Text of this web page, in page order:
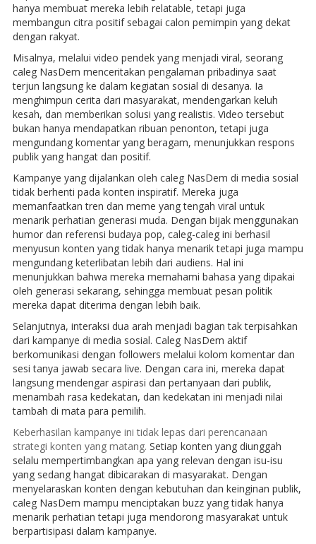
hanya membuat mereka lebih relatable, tetapi juga
membangun citra positif sebagai calon pemimpin yang dekat
dengan rakyat.
Misalnya, melalui video pendek yang menjadi viral, seorang
caleg NasDem menceritakan pengalaman pribadinya saat
terjun langsung ke dalam kegiatan sosial di desanya. Ia
menghimpun cerita dari masyarakat, mendengarkan keluh
kesah, dan memberikan solusi yang realistis. Video tersebut
bukan hanya mendapatkan ribuan penonton, tetapi juga
mengundang komentar yang beragam, menunjukkan respons
publik yang hangat dan positif.
Kampanye yang dijalankan oleh caleg NasDem di media sosial
tidak berhenti pada konten inspiratif. Mereka juga
memanfaatkan tren dan meme yang tengah viral untuk
menarik perhatian generasi muda. Dengan bijak menggunakan
humor dan referensi budaya pop, caleg-caleg ini berhasil
menyusun konten yang tidak hanya menarik tetapi juga mampu
mengundang keterlibatan lebih dari audiens. Hal ini
menunjukkan bahwa mereka memahami bahasa yang dipakai
oleh generasi sekarang, sehingga membuat pesan politik
mereka dapat diterima dengan lebih baik.
Selanjutnya, interaksi dua arah menjadi bagian tak terpisahkan
dari kampanye di media sosial. Caleg NasDem aktif
berkomunikasi dengan followers melalui kolom komentar dan
sesi tanya jawab secara live. Dengan cara ini, mereka dapat
langsung mendengar aspirasi dan pertanyaan dari publik,
menambah rasa kedekatan, dan kedekatan ini menjadi nilai
tambah di mata para pemilih.
Keberhasilan kampanye ini tidak lepas dari perencanaan
strategi konten yang matang. Setiap konten yang diunggah
selalu mempertimbangkan apa yang relevan dengan isu-isu
yang sedang hangat dibicarakan di masyarakat. Dengan
menyelaraskan konten dengan kebutuhan dan keinginan publik,
caleg NasDem mampu menciptakan buzz yang tidak hanya
menarik perhatian tetapi juga mendorong masyarakat untuk
berpartisipasi dalam kampanye.